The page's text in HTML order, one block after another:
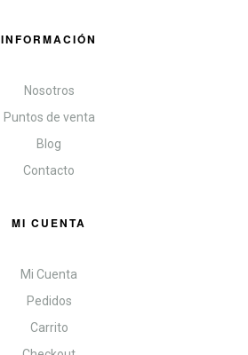
INFORMACIÓN
Nosotros
Puntos de venta
Blog
Contacto
MI CUENTA
Mi Cuenta
Pedidos
Carrito